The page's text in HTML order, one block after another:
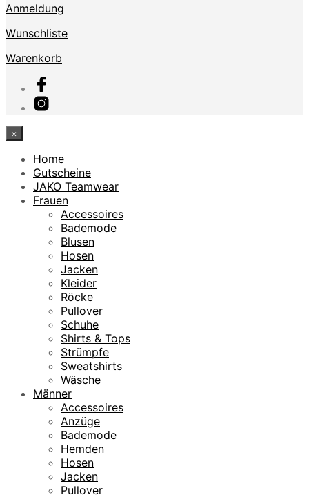
Anmeldung
Wunschliste
Warenkorb
×
Home
Gutscheine
JAKO Teamwear
Frauen
Accessoires
Bademode
Blusen
Hosen
Jacken
Kleider
Röcke
Pullover
Schuhe
Shirts & Tops
Strümpfe
Sweatshirts
Wäsche
Männer
Accessoires
Anzüge
Bademode
Hemden
Hosen
Jacken
Pullover